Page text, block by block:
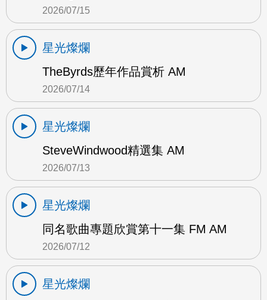
2026/07/15
星光燦爛
TheByrds歷年作品賞析 AM
2026/07/14
星光燦爛
SteveWindwood精選集 AM
2026/07/13
星光燦爛
同名歌曲專題欣賞第十一集 FM AM
2026/07/12
星光燦爛